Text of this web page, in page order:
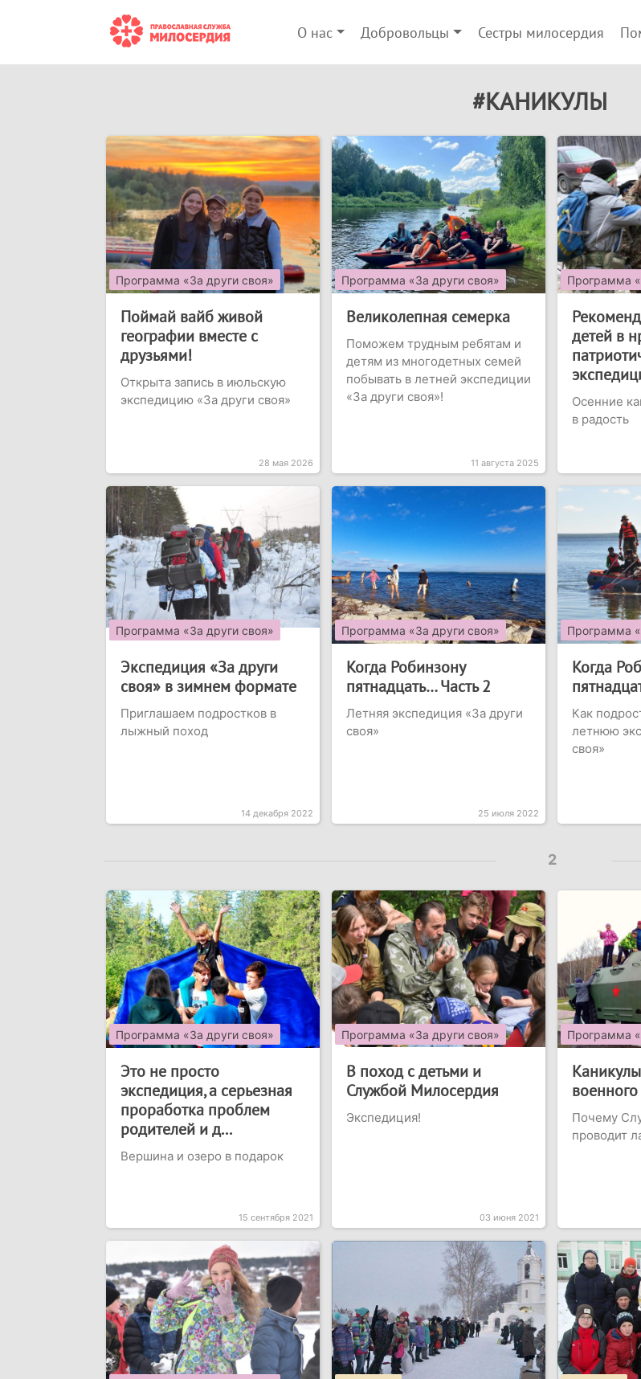
О нас Добровольцы Сестры милосердия
#КАНИКУЛЫ
Программа «За други своя»
Поймай вайб живой
географии вместе с
друзьями!
Открыта запись в июльскую
экспедицию «За други своя»
28 мая 2026
Программа «За други своя»
Великолепная семерка
Поможем трудным ребятам и
детям из многодетных семей
побывать в летней экспедиции
«За други своя»!
11 августа 2025
Программа
детей в
Осенние
в радость
Программа «За други своя»
Экспедиция «За други
своя» в зимнем формате
Приглашаем подростков в
лыжный поход
14 декабря 2022
Программа «За други своя»
Когда Робинзону
пятнадцать… Часть 2
Летняя экспедиция «За други
своя»
25 июля 2022
Программа
Когда
Как
летнюю
своя»
2
Программа «За други своя»
Это не просто
экспедиция, а серьезная
проработка проблем
родителей и д...
Вершина и озеро в подарок
15 сентября 2021
Программа «За други своя»
В поход с детьми и
Службой Милосердия
Экспедиция!
03 июня 2021
Программа
Почему
проводит